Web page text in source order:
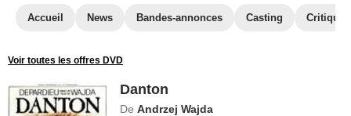
Accueil News Bandes-annonces Casting
Voir toutes les offres DVD
Danton
De Andrzej Wajda